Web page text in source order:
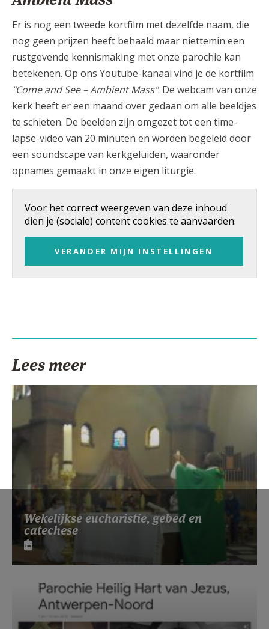
Er is nog een tweede kortfilm met dezelfde naam, die
nog geen prijzen heeft behaald maar niettemin een
rustgevende kennismaking met onze parochie kan
betekenen. Op ons Youtube-kanaal vind je de kortfilm
"Come and See – Ambient Mass". De webcam van onze
kerk heeft er een maand over gedaan om alle beeldjes
te schieten. De beelden zijn omgezet tot een time-
lapse-video van 20 minuten en worden begeleid door
een soundscape van kerkgeluiden, waaronder
opnames gemaakt in onze eigen liturgie.
Voor het correct weergeven van deze inhoud
dien je (sociale) content cookies te aanvaarden.
VERANDER MIJN INSTELLINGEN
Lees meer
Wekelijkse eucharistie, gebed en
catechese